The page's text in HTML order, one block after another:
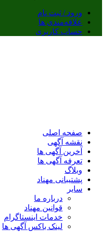
ورود / ثبت نام
علاقه‌مندی ها
حساب کاربری
صفحه اصلی
نقشه آگهی
آخرین آگهی ها
تعرفه آگهی ها
وبلاگ
پشتیبانی مهناد
سایر
درباره ما
قوانین مهناد
خدمات اینستاگرام
لینک باکس آگهی ها